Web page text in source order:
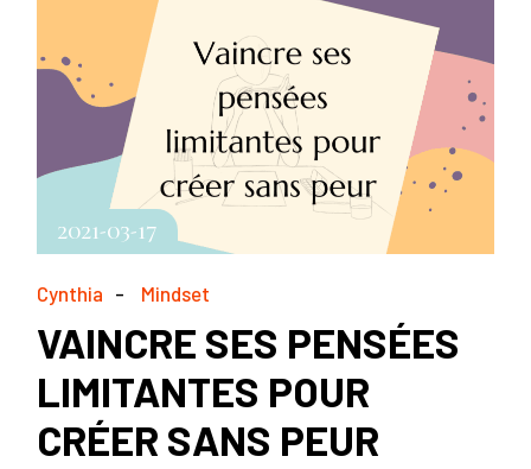
2021-03-17
Cynthia Mindset
VAINCRE SES PENSÉES
LIMITANTES POUR
CRÉER SANS PEUR